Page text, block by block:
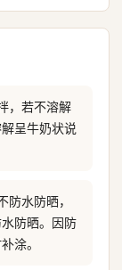
，若不溶解
呈牛奶状说
水防晒，
防晒。因防
涂。